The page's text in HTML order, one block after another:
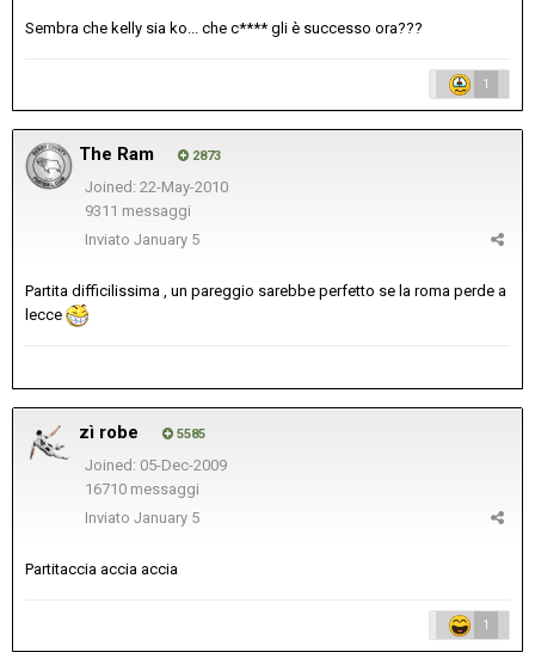
Sembra che kelly sia ko... che c**** gli è successo ora???
1
The Ram 2873
Joined: 22-May-2010
9311 messaggi
Inviato January 5
Partita difficilissima , un pareggio sarebbe perfetto se la roma perde a
lecce
zì robe 5585
Joined: 05-Dec-2009
16710 messaggi
Inviato January 5
Partitaccia accia accia
1